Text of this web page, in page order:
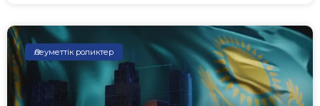
Әлеуметтік роликтер